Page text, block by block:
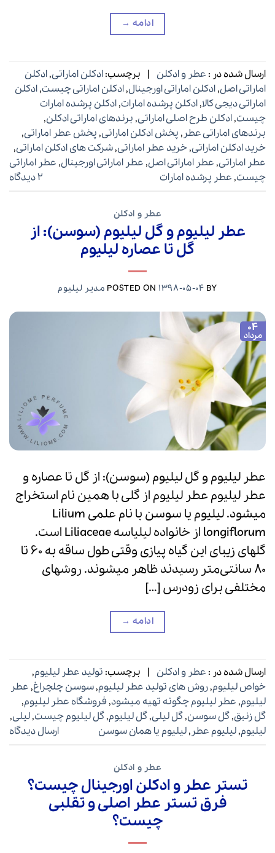
ادامه →
ارسال شده در : عطر و ادکلن | برچسب:ادکلن اماراتی,ادکلن
اماراتی اصل,ادکلن اماراتی اورجینال,ادکلن اماراتی چیست,ادکلن
اماراتی دیجی کالا,ادکلن پرشده امارات,ادکلن پرشده امارات
چیست,ادکلن طرح اصلی اماراتی, برندهای اماراتی ادکلن,
برندهای اماراتی عطر , پخش ادکلن اماراتی, پخش عطر اماراتی,
خرید ادکلن اماراتی,خرید عطر اماراتی,شرکت های ادکلن اماراتی,
عطر اماراتی, عطر اماراتی اصل, عطر اماراتی اورجینال, عطر اماراتی
چیست, عطر پرشده امارات 2 دیدگاه
عطر و ادکلن
عطر لیلیوم و گل لیلیوم (سوسن): از
گل تا عصاره لیلیوم
POSTED ON1398-05-04 BY مدیر لیلیوم
04
مرداد
عطر لیلیوم و گل لیلیوم (سوسن): از گل تا عصاره و
عطر لیلیوم عطر لیلیوم از گلی با همین نام استخراج
میشود. لیلیوم یا سوسن با نام علمی Lilium
longiflorum از خانواده لیلیاسه Liliaceae است.
گلهای زیبای این گیاه پیازی وقتی طول ساقه به 60 تا
80 سانتی‌متر رسیدند ظاهر میشوند. روشهای
مختلفی برای زودرس […]
ادامه →
ارسال شده در : عطر و ادکلن | برچسب: تولید عطر لیلیوم,
خواص لیلیوم,روش های تولید عطر لیلیوم,سوسن چلچراغ, عطر
لیلیوم, عطر لیلیوم چگونه تهیه میشود,فروشگاه عطر لیلیوم,
گل زنبق,گل سوسن,گل لیلی,گل لیلیوم,گل لیلیوم چیست,لیلی,
لیلیوم,لیلیوم عطر ,لیلیوم یا همان سوسن ارسال دیدگاه
عطر و ادکلن
تستر عطر و ادکلن اورجینال چیست؟
فرق تستر عطر اصلی و تقلبی
چیست؟